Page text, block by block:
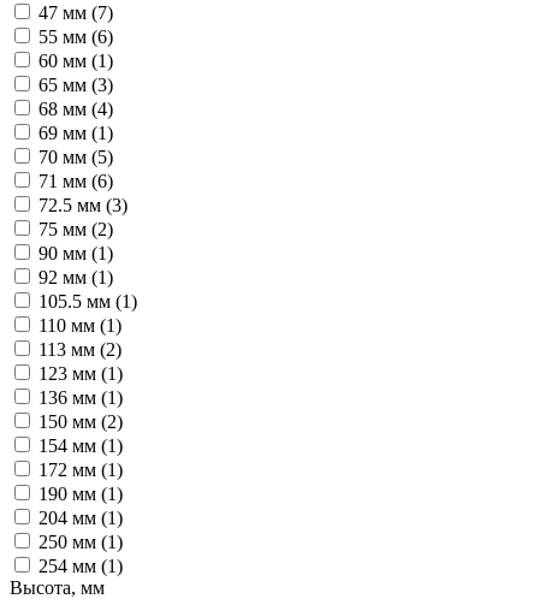
47 мм (7)
55 мм (6)
60 мм (1)
65 мм (3)
68 мм (4)
69 мм (1)
70 мм (5)
71 мм (6)
72.5 мм (3)
75 мм (2)
90 мм (1)
92 мм (1)
105.5 мм (1)
110 мм (1)
113 мм (2)
123 мм (1)
136 мм (1)
150 мм (2)
154 мм (1)
172 мм (1)
190 мм (1)
204 мм (1)
250 мм (1)
254 мм (1)
Высота, мм